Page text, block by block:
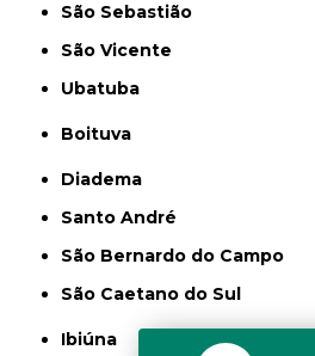
São Sebastião
São Vicente
Ubatuba
Boituva
Diadema
Santo André
São Bernardo do Campo
São Caetano do Sul
Ibiúna